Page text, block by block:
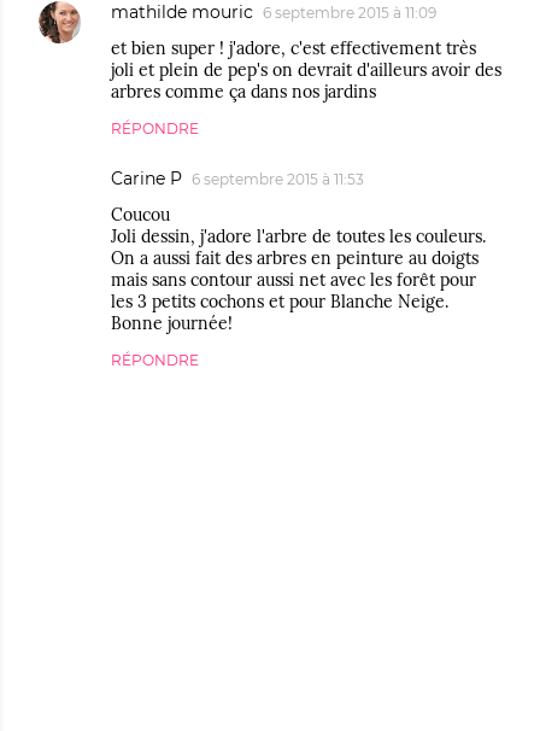
mathilde mouric 6 septembre 2015 à 11:09
et bien super ! j'adore, c'est effectivement très
joli et plein de pep's on devrait d'ailleurs avoir des
arbres comme ça dans nos jardins
RÉPONDRE
Carine P 6 septembre 2015 à 11:53
Coucou
Joli dessin, j'adore l'arbre de toutes les couleurs.
On a aussi fait des arbres en peinture au doigts
mais sans contour aussi net avec les forêt pour
les 3 petits cochons et pour Blanche Neige.
Bonne journée!
RÉPONDRE